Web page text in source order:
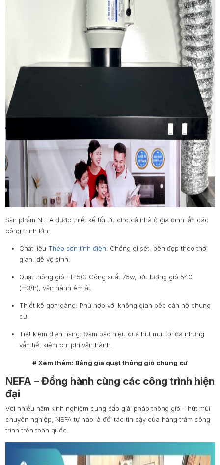
Sản phẩm NEFA được thiết kế tối ưu cho cả nhà ở gia đình lẫn các
công trình lớn:
Chất liệu Thép sơn tĩnh điện: Chống gỉ sét, bền đẹp theo thời
gian, dễ vệ sinh.
Quạt thông gió HF150: Công suất 75w, lưu lượng gió 540
(m3/h), vận hành êm ái.
Thiết kế gọn gàng: Phù hợp với không gian bếp căn hộ chung
cư.
Tiết kiệm điện năng: Đảm bảo hiệu quả hút mùi tối đa nhưng
vẫn tiết kiệm chi phí vận hành.
# Xem thêm: Bảng giá quạt thông gió chung cư
NEFA – Đồng hành cùng các công trình hiện
đại
Với nhiều năm kinh nghiệm cung cấp giải pháp thông gió – hút mùi
chuyên nghiệp, NEFA tự hào là đối tác tin cậy của hàng trăm công
trình trên toàn quốc.